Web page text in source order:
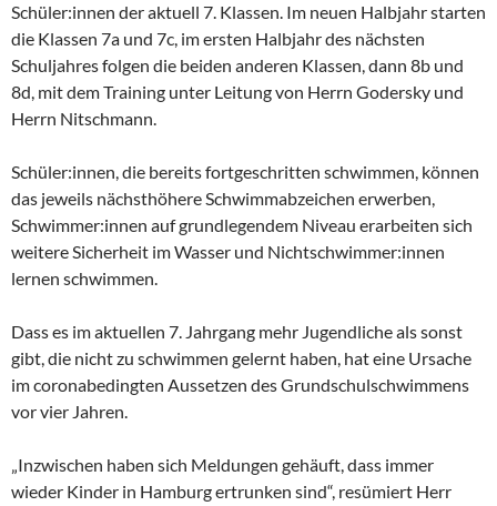
Schüler:innen der aktuell 7. Klassen. Im neuen Halbjahr starten
die Klassen 7a und 7c, im ersten Halbjahr des nächsten
Schuljahres folgen die beiden anderen Klassen, dann 8b und
8d, mit dem Training unter Leitung von Herrn Godersky und
Herrn Nitschmann.
Schüler:innen, die bereits fortgeschritten schwimmen, können
das jeweils nächsthöhere Schwimmabzeichen erwerben,
Schwimmer:innen auf grundlegendem Niveau erarbeiten sich
weitere Sicherheit im Wasser und Nichtschwimmer:innen
lernen schwimmen.
Dass es im aktuellen 7. Jahrgang mehr Jugendliche als sonst
gibt, die nicht zu schwimmen gelernt haben, hat eine Ursache
im coronabedingten Aussetzen des Grundschulschwimmens
vor vier Jahren.
„Inzwischen haben sich Meldungen gehäuft, dass immer
wieder Kinder in Hamburg ertrunken sind“, resümiert Herr